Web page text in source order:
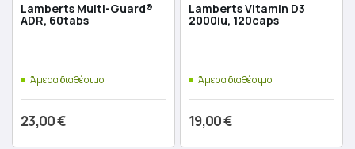
Lamberts Multi-Guard®
ADR, 60tabs
Άμεσα διαθέσιμο
23,00€
Lamberts Vitamin D3
2000iu, 120caps
Άμεσα διαθέσιμο
19,00€